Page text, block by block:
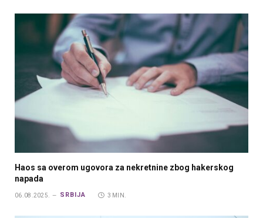
Haos sa overom ugovora za nekretnine zbog hakerskog
napada
06.08.2025. SRBIJA 3 MIN.